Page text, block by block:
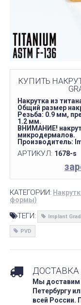
КУПИТЬ
Накрутка из
Общий размер
Резьба: 0.9 мм,
1.2 мм.
ВНИМАНИЕ!
микродермалов.
Производитель:
АРТИКУЛ: 1678-s
КАТЕГОРИИ:
формы)
ТЕГИ: Implant
PVD
Мы доставим
Петербургу
всей России.